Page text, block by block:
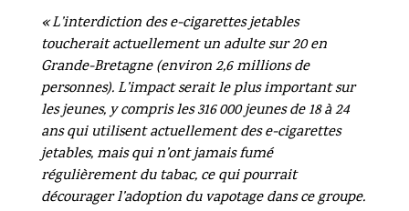
« L’interdiction des e-cigarettes jetables
toucherait actuellement un adulte sur 20 en
Grande-Bretagne (environ 2,6 millions de
personnes). L’impact serait le plus important sur
les jeunes, y compris les 316 000 jeunes de 18 à 24
ans qui utilisent actuellement des e-cigarettes
jetables, mais qui n’ont jamais fumé
régulièrement du tabac, ce qui pourrait
décourager l’adoption du vapotage dans ce groupe.